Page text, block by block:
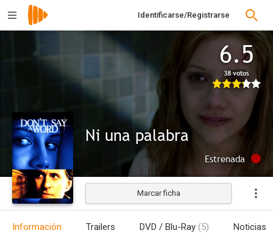
Identificarse/Registrarse
6.5
38 votos
Ni una palabra
Estrenada
Marcar ficha
Información Trailers DVD / Blu-Ray (5) Noticias